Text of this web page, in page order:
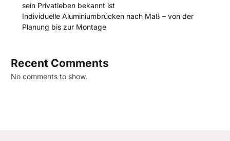
sein Privatleben bekannt ist
Individuelle Aluminiumbrücken nach Maß – von der
Planung bis zur Montage
Recent Comments
No comments to show.